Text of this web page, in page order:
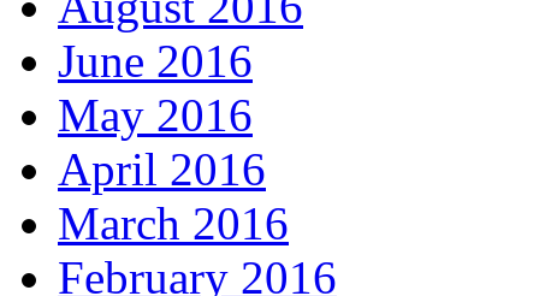
June 2016
May 2016
April 2016
March 2016
February 2016